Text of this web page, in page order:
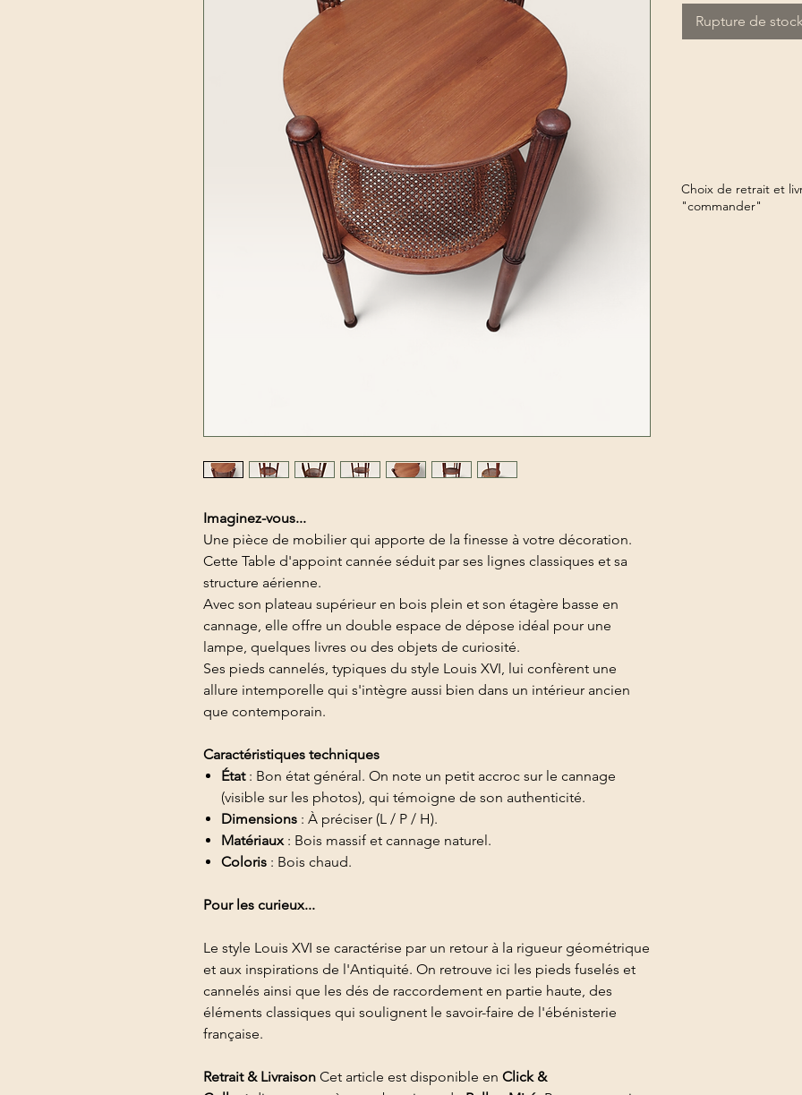
Imaginez-vous...
Une pièce de mobilier qui apporte de la finesse à votre décoration.
Cette Table d'appoint cannée séduit par ses lignes classiques et sa
structure aérienne.
Avec son plateau supérieur en bois plein et son étagère basse en
cannage, elle offre un double espace de dépose idéal pour une
lampe, quelques livres ou des objets de curiosité.
Ses pieds cannelés, typiques du style Louis XVI, lui confèrent une
allure intemporelle qui s'intègre aussi bien dans un intérieur ancien
que contemporain.
Caractéristiques techniques
État: Bon état général. On note un petit accroc sur le cannage
(visible sur les photos), qui témoigne de son authenticité.
Dimensions : À préciser (L / P / H).
Matériaux: Bois massif et cannage naturel.
Coloris : Bois chaud.
Pour les curieux...
Le style Louis XVI se caractérise par un retour à la rigueur géométrique
et aux inspirations de l'Antiquité. On retrouve ici les pieds fuselés et
cannelés ainsi que les dés de raccordement en partie haute, des
éléments classiques qui soulignent le savoir-faire de l'ébénisterie
française.
Retrait & Livraison Cet article est disponible en Click &
Rupture de
Choix de retrait et
"commander"